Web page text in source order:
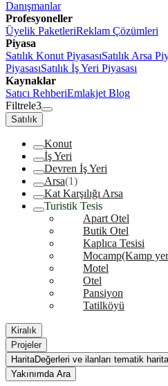
Danışmanlar
Profesyoneller
Üyelik PaketleriReklam Çözümleri
Piyasa
Satılık Konut PiyasasıSatılık Arsa
PiyasasıSatılık İş Yeri Piyasası
Kaynaklar
Satıcı RehberiEmlakjet Blog
Filtrele3
Satılık
Konut
İş Yeri
Devren İş Yeri
Arsa(1)
Kat Karşılığı Arsa
Turistik Tesis
Apart Otel
Butik Otel
Kaplıca Tesisi
Mocamp(Kamp
Motel
Otel
Pansiyon
Tatilköyü
Kiralık
Projeler
HaritaDeğerleri ve ilanları tematik
Yakınımda Ara